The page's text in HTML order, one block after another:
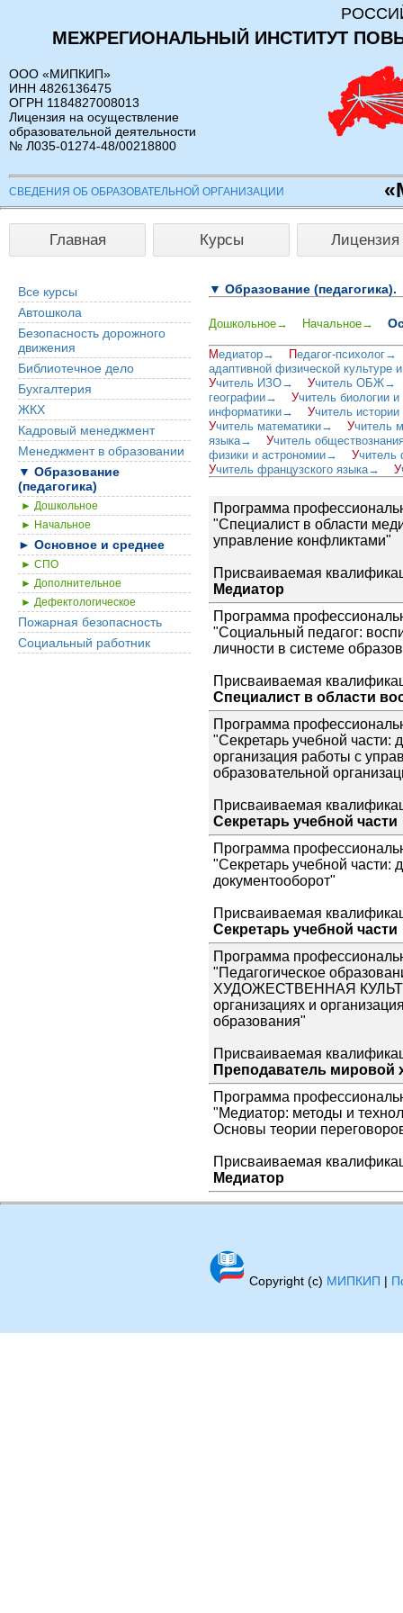
МЕЖРЕГИОНАЛЬНЫЙ ИНСТИТУТ
ООО «МИПКИП»
ИНН 4826136475
ОГРН 1184827008013
Лицензия на осуществление
образовательной деятельности
№ Л035-01274-48/00218800
СВЕДЕНИЯ ОБ ОБРАЗОВАТЕЛЬНОЙ ОРГАНИЗАЦИИ
Главная Курсы Лицензия
Все курсы
Автошкола
Безопасность дорожного
движения
Библиотечное дело
Бухгалтерия
ЖКХ
Кадровый менеджмент
Менеджмент в образовании
▼ Образование
(педагогика)
► Дошкольное
► Начальное
► Основное и среднее
► СПО
► Дополнительное
► Дефектологическое
Пожарная безопасность
Социальный работник
▼ Образование (педагогика).
Дошкольное→ Начальное→
Медиатор→ Педагог-психолог→
адаптивной физической культуре
Учитель ИЗО→ Учитель ОБЖ→
географии→
Учитель биологии
информатики→
Учитель
Учитель математики→ Учитель
языка→
Учитель
физики и астрономии→
Учитель
Учитель французского языка→ У
Программа
"Специалист в области
управление конфликтами"
Присваиваемая
Медиатор
Программа
"Социальный педагог:
личности в системе
Присваиваемая
Специалист в области
Программа
"Секретарь учебной части:
организация работы с
образовательной
Присваиваемая
Секретарь учебной части
Программа
"Секретарь учебной части:
документооборот"
Присваиваемая
Секретарь учебной части
Программа
"Педагогическое
ХУДОЖЕСТВЕННАЯ
организациях и
образования"
Присваиваемая
Преподаватель мировой
Программа
"Медиатор: методы и
Основы теории
Присваиваемая
Медиатор
Copyright (c) МИПКИП |